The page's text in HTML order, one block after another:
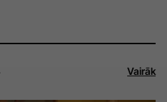
Vairāk